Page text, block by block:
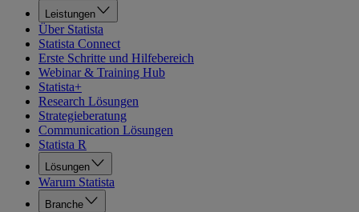
Leistungen
Über Statista
Statista Connect
Erste Schritte und Hilfebereich
Webinar & Training Hub
Statista+
Research Lösungen
Strategieberatung
Communication Lösungen
Statista R
Lösungen
Warum Statista
Branche